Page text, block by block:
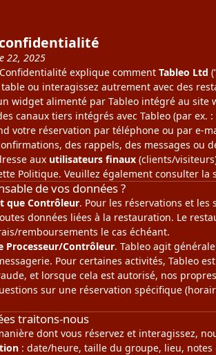
22, 2025
explique comment Tableo Ltd
ou interagissez autrement avec des
widget alimenté par Tableo intégré au site
canaux tiers intégrés avec Tableo (par ex.
votre réservation par téléphone ou par e-
des rappels, des messages ou
aux utilisateurs finaux (clients/
Politique. Veuillez également consulter la
de vos données ?
que Contrôleur. Pour les réservations et les
données liées à la restauration. Le
remboursements le cas échéant.
Processeur/Contrôleur. Tableo agit
Pour certaines activités, Tableo
et lorsque cela est autorisé, nos
sur une réservation spécifique
traitons-nous
dont vous réservez et interagissez,
: date/heure, taille du groupe, lieu,